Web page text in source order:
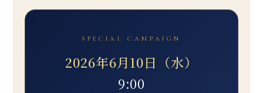
SPECIAL CAMPAIGN
2026年6月10日（水）
9:00